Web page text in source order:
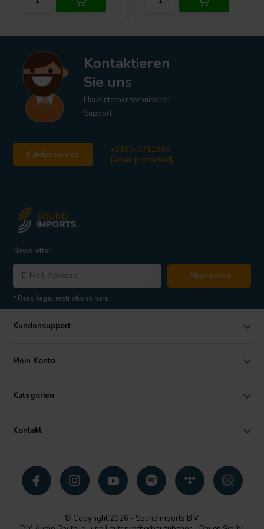
Kontaktieren
Sie uns
Hausinterner technischer
Support
Kundenservice
+3185-0711860
[email protected]
Newsletter
Abonnieren
* Read legal restrictions here
Kundensupport
Mein Konto
Kategorien
Kontakt
© Copyright 2026 - SoundImports B.V.